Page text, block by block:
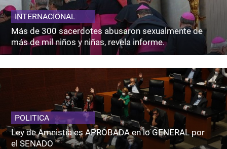
INTERNACIONAL
Más de 300 sacerdotes abusaron sexualmente de
más de mil niños y niñas, revela informe.
POLITICA
Ley de Amnistía es APROBADA en lo GENERAL por
el SENADO